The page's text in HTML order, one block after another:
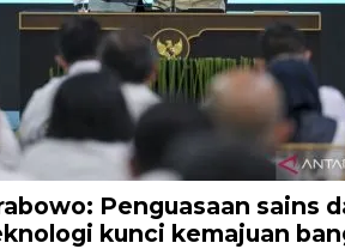
Penguasaan sains
kunci kemajuan